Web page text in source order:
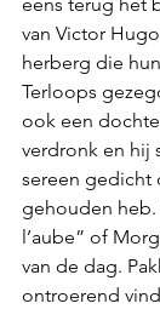
van Victor
herberg die
Terloops
ook een
verdronk en hij
sereen gedicht
gehouden
l’aube” of
van de dag.
ontroerend